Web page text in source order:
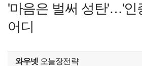
'마음은 벌써 성탄'…'인
어디
와우넷 오늘장전략